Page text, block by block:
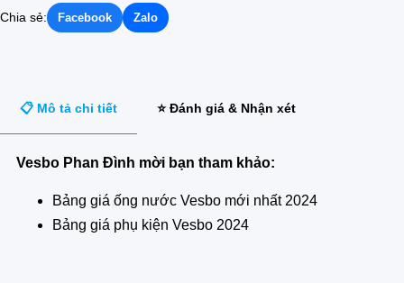
Chia sẻ: Facebook Zalo
📋 Mô tả chi tiết ⭐ Đánh giá & Nhận xét
Vesbo Phan Đình mời bạn tham khảo:
Bảng giá ống nước Vesbo mới nhất 2024
Bảng giá phụ kiện Vesbo 2024